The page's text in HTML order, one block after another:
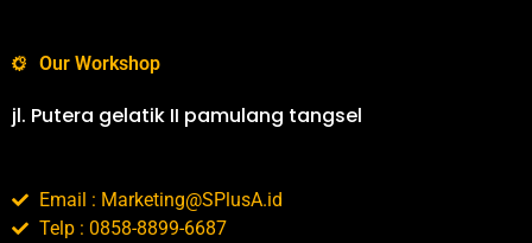
Our Workshop
jl. Putera gelatik II pamulang tangsel
Email : Marketing@SPlusA.id
Telp : 0858-8899-6687